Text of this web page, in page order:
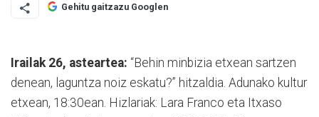
Gehitu gaitzazu Googlen
Irailak 26, asteartea: “Behin minbizia etxean sartzen
denean, laguntza noiz eskatu?” hitzaldia. Adunako kultur
etxean, 18:30ean. Hizlariak: Lara Franco eta Itxaso